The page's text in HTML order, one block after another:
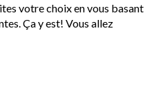
votre choix en vous basant
Ça y est! Vous allez